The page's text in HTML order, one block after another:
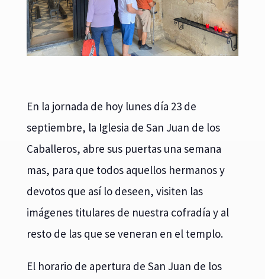
En la jornada de hoy lunes día 23 de
septiembre, la Iglesia de San Juan de los
Caballeros, abre sus puertas una semana
mas, para que todos aquellos hermanos y
devotos que así lo deseen, visiten las
imágenes titulares de nuestra cofradía y al
resto de las que se veneran en el templo.
El horario de apertura de San Juan de los